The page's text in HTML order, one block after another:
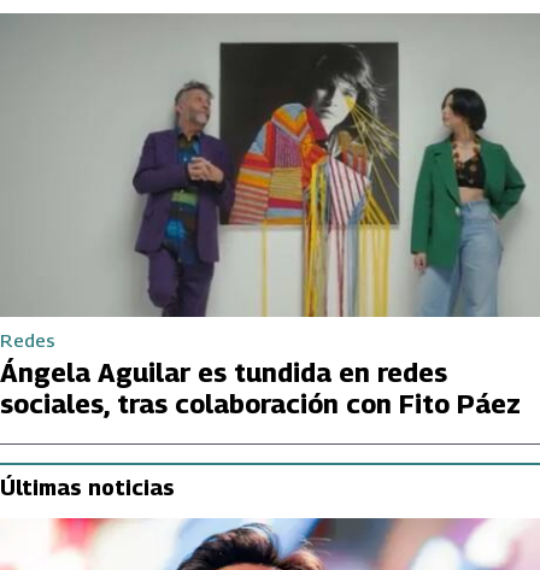
Redes
Ángela Aguilar es tundida en redes
sociales, tras colaboración con Fito Páez
Últimas noticias